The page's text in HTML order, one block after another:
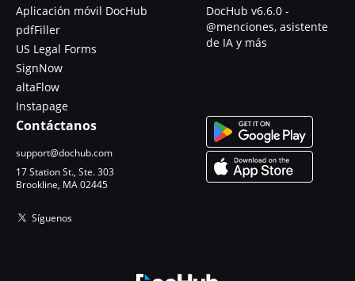
Aplicación móvil DocHub
pdfFiller
US Legal Forms
SignNow
altaFlow
Instapage
DocHub v6.6.0 -
@menciones, asistente
de IA y más
Contáctanos
support@dochub.com
17 Station St., Ste. 303
Brookline, MA 02445
Síguenos